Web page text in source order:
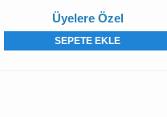
Üyelere Özel
SEPETE EKLE